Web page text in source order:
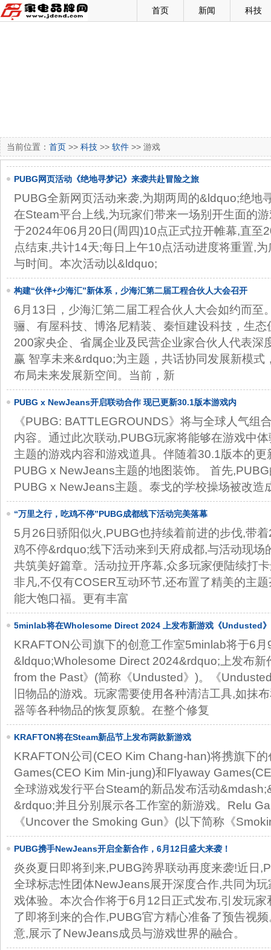
首页 新闻 科技
当前位置： 首页 >> 科技 >> 软件 >> 游戏
PUBG网页活动《绝地寻梦记》来袭共赴冒险之旅
PUBG全新网页活动来袭,为期两周的&ldquo;绝地
在Steam平台上线,为玩家们带来一场别开生面的
于2024年06月20日(周四)10点正式拉开帷幕,直至
点结束,共计14天;每日上午10点活动进度将重置,
与时间。本次活动以&ldquo;
构建“伙伴+少海汇”新体系，少海汇第二届工程合伙人大会召开
6月13日，少海汇第二届工程合伙人大会如约而至
骊、有屋科技、博洛尼精装、秦恒建设科技，生
200家央企、省属企业及民营企业家合伙人代表深
赢 智享未来&rdquo;为主题，共话协同发展新模式
布局未来发展新空间。当前，新
PUBG x NewJeans开启联动合作 现已更新30.1版本游戏内
《PUBG: BATTLEGROUNDS》将与全球人气组
内容。通过此次联动,PUBG玩家将能够在游戏中
主题的游戏内容和游戏道具。伴随着30.1版本的
PUBG x NewJeans主题的地图装饰。 首先
PUBG x NewJeans主题。泰戈的学校操场被改造
“万里之行，吃鸡不停”PUBG成都线下活动完美落幕
5月26日骄阳似火,PUBG也持续着前进的步伐,带
鸡不停&rdquo;线下活动来到天府成都,与活动现
共筑美好篇章。活动拉开序幕,众多玩家便陆续打
非凡,不仅有COSER互动环节,还布置了精美的主
能大饱口福。更有丰富
5minlab将在Wholesome Direct 2024 上发布新游戏《Undusted》
KRAFTON公司旗下的创意工作室5minlab将于6
&ldquo;Wholesome Direct 2024&rdquo;上发布新
from the Past》(简称《Undusted》)。《
旧物品的游戏。玩家需要使用各种清洁工具,如抹
器等各种物品的恢复原貌。在整个修复
KRAFTON将在Steam新品节上发布两款新游戏
KRAFTON公司(CEO Kim Chang-han)将携旗下
Games(CEO Kim Min-jung)和Flyaway
全球游戏发行平台Steam的新品发布活动
&rdquo;并且分别展示各工作室的新游戏。Relu
《Uncover the Smoking Gun》(以下简称《
PUBG携手NewJeans开启全新合作，6月12日盛大来袭！
炎炎夏日即将到来,PUBG跨界联动再度来袭!近日
全球标志性团体NewJeans展开深度合作,共同为
戏体验。本次合作将于6月12日正式发布,引发玩
了即将到来的合作,PUBG官方精心准备了预告视
意,展示了NewJeans成员与游戏世界的融合。